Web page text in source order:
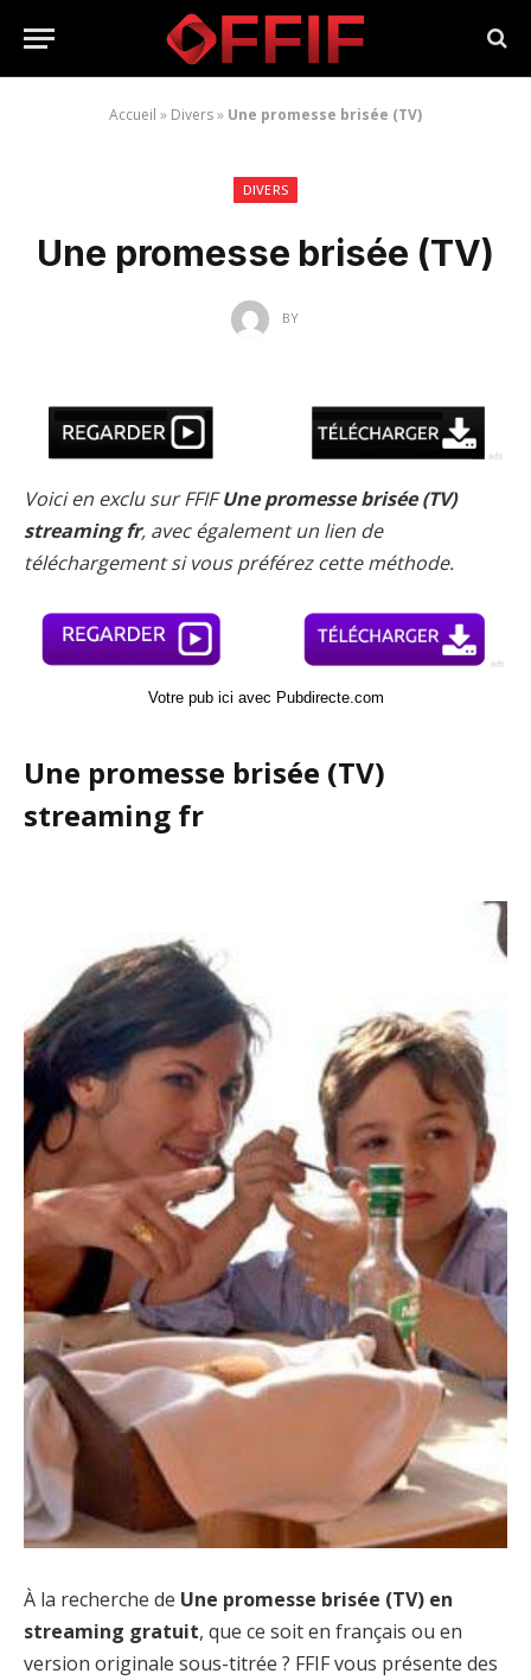
Accueil » Divers» Une promesse brisée (TV)
DIVERS
Une promesse brisée (TV)
BY
Voici en exclu sur FFIFUne promesse brisée (TV)
streaming fr, avec également un lien de
téléchargement si vous préférez cette méthode.
Votre pub ici avec Pubdirecte.com
Une promesse brisée (TV)
streaming fr
À la recherche de Une promesse brisée (TV) en
streaming gratuit, que ce soit en français ou en
version originale sous-titrée ? FFIF vous présente des